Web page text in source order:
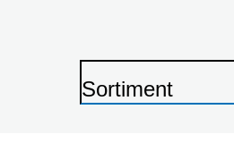
S
Sortiment